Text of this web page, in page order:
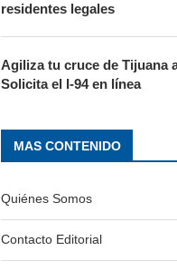
residentes legales
Agiliza tu cruce de Tijuana
Solicita el I-94 en línea
MAS CONTENIDO
Quiénes Somos
Contacto Editorial